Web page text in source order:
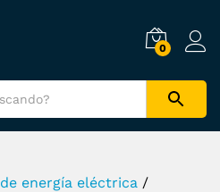
0
energía eléctrica /